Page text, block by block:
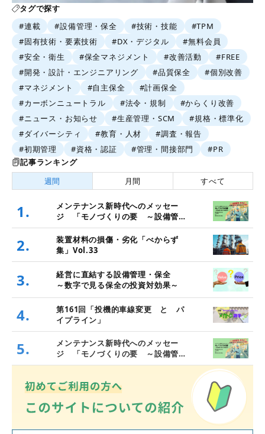
タグで探す
#連載
#設備管理・保全 #技術・技能
#TPM
#固有技術・要素技術
#DX・デジタル
#無料会員
#安全・衛生
#保全マネジメント #改善活動
#FREE
#開発・設計・エンジニアリング
#品質保全
#個別改善
#マネジメント
#自主保全
#計画保全
#カーボンニュートラル
#法令・規制
#からくり改善
#ニュース・お知らせ
#生産管理・SCM
#規格・標準化
#ダイバーシティ
#教育・人材
#調査・報告
#初期管理
#資格・認証 #管理・間接部門
#PR
記事ランキング
週間
月間 すべて
1.
メンテナンス新時代へのメッセー
ジ 「モノづくりの要 ～設備管
理・保全と価値創造～」
2.
装置材料の損傷・劣化「べからず
集」Vol.33
3.
経営に直結する設備管理・保全
～数字で見る保全の投資対効果～
4.
第161回「投機的車線変更 と パ
イプライン」
5.
メンテナンス新時代へのメッセー
ジ 「モノづくりの要 ～設備管
理・保全と価値創造～」